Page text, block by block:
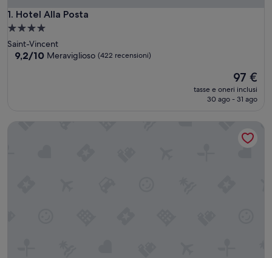
1. Hotel Alla Posta
Hotel Alla Posta
Struttura
a
4.0
Saint-Vincent
9.2
9,2/10 Meraviglioso (422 recensioni)
Il
prezzo
attuale
97 €
tasse e oneri inclusi
30 ago - 31 ago